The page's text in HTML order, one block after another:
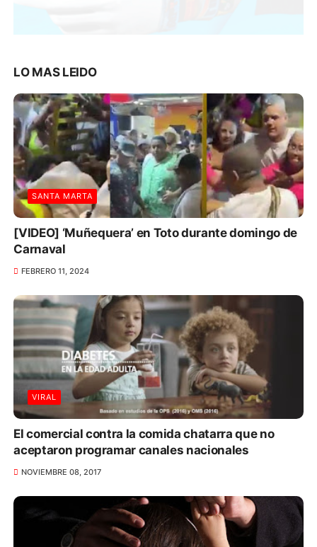
LO MAS LEIDO
SANTA MARTA
[VIDEO] ‘Muñequera’ en Toto durante domingo de
Carnaval
FEBRERO 11, 2024
VIRAL
El comercial contra la comida chatarra que no
aceptaron programar canales nacionales
NOVIEMBRE 08, 2017